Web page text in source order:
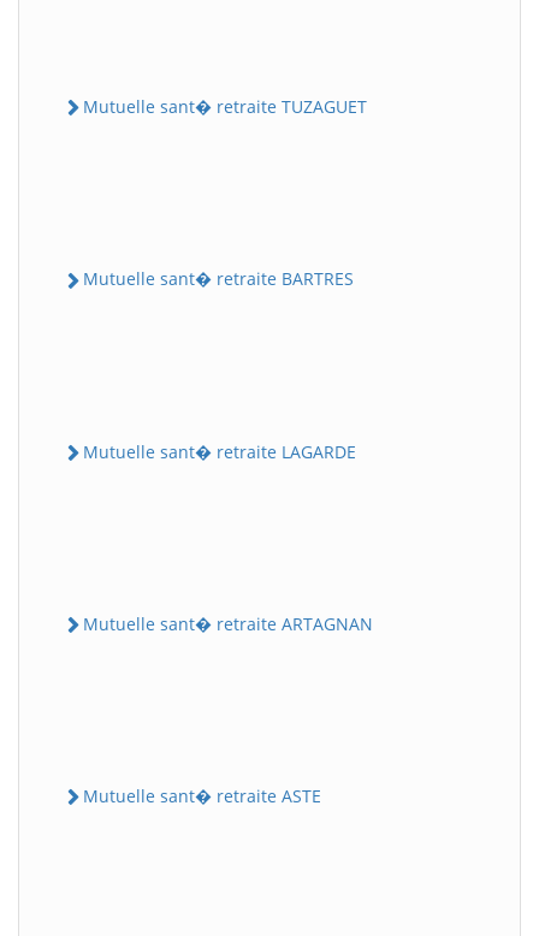
Mutuelle sant� retraite TUZAGUET
Mutuelle sant� retraite BARTRES
Mutuelle sant� retraite LAGARDE
Mutuelle sant� retraite ARTAGNAN
Mutuelle sant� retraite ASTE